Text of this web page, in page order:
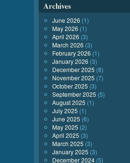
Archives
June 2026 (1)
May 2026 (1)
April 2026 (3)
March 2026 (3)
February 2026 (1)
January 2026 (3)
December 2025 (8)
November 2025 (7)
October 2025 (3)
September 2025 (5)
August 2025 (1)
July 2025 (1)
June 2025 (6)
May 2025 (2)
April 2025 (3)
March 2025 (3)
January 2025 (3)
December 2024 (5)